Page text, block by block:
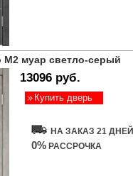
M2 муар светло-серый
13096 руб.
Купить дверь
НА ЗАКАЗ 21 ДНЕЙ
0% РАССРОЧКА